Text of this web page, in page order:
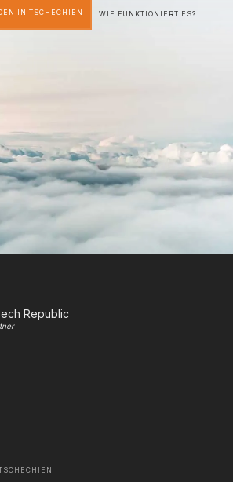
IN TSCHECHIEN WIE FUNKTIONIERT ES?
Republic